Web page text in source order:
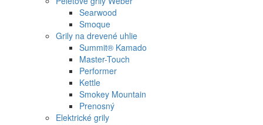
Searwood
Smoque
Grily na drevené uhlie
Summit® Kamado
Master-Touch
Performer
Kettle
Smokey Mountain
Prenosný
Elektrické grily